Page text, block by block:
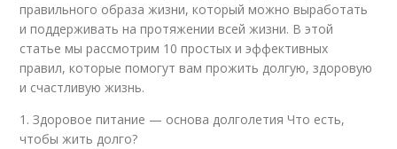
правильного образа жизни, который можно выработать
и поддерживать на протяжении всей жизни. В этой
статье мы рассмотрим 10 простых и эффективных
правил, которые помогут вам прожить долгую, здоровую
и счастливую жизнь.
1. Здоровое питание — основа долголетия Что есть,
чтобы жить долго?